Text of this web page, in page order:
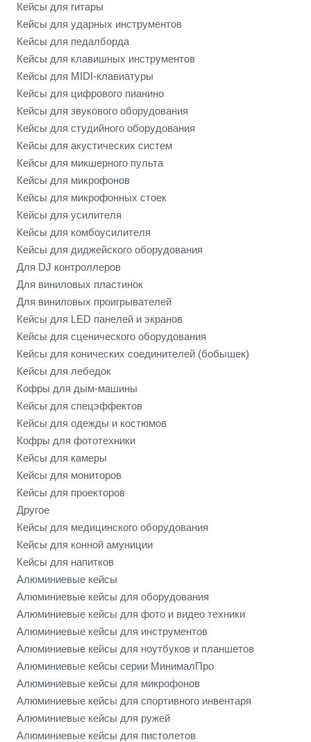
Кейсы для гитары
Кейсы для ударных инструментов
Кейсы для педалборда
Кейсы для клавишных инструментов
Кейсы для MIDI-клавиатуры
Кейсы для цифрового пианино
Кейсы для звукового оборудования
Кейсы для студийного оборудования
Кейсы для акустических систем
Кейсы для микшерного пульта
Кейсы для микрофонов
Кейсы для микрофонных стоек
Кейсы для усилителя
Кейсы для комбоусилителя
Кейсы для диджейского оборудования
Для DJ контроллеров
Для виниловых пластинок
Для виниловых проигрывателей
Кейсы для LED панелей и экранов
Кейсы для сценического оборудования
Кейсы для конических соединителей (бобышек)
Кейсы для лебедок
Кофры для дым-машины
Кейсы для спецэффектов
Кейсы для одежды и костюмов
Кофры для фототехники
Кейсы для камеры
Кейсы для мониторов
Кейсы для проекторов
Другое
Кейсы для медицинского оборудования
Кейсы для конной амуниции
Кейсы для напитков
Алюминиевые кейсы
Алюминиевые кейсы для оборудования
Алюминиевые кейсы для фото и видео техники
Алюминиевые кейсы для инструментов
Алюминиевые кейсы для ноутбуков и планшетов
Алюминиевые кейсы серии МинималПро
Алюминиевые кейсы для микрофонов
Алюминиевые кейсы для спортивного инвентаря
Алюминиевые кейсы для ружей
Алюминиевые кейсы для пистолетов